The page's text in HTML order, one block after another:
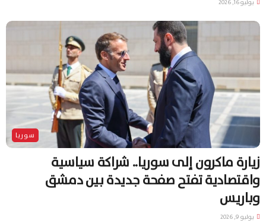
يوليو 16, 2026
سوريا
زيارة ماكرون إلى سوريا.. شراكة سياسية
واقتصادية تفتح صفحة جديدة بين دمشق
وباريس
يوليو 9, 2026